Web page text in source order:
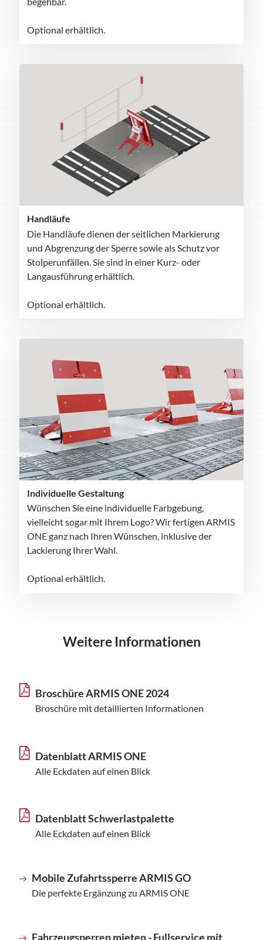
Optional erhältlich.
Handläufe
Die Handläufe dienen der seitlichen Markierung
und Abgrenzung der Sperre sowie als Schutz vor
Stolperunfällen. Sie sind in einer Kurz- oder
Langausführung erhältlich.
Optional erhältlich.
Individuelle Gestaltung
Wünschen Sie eine individuelle Farbgebung,
vielleicht sogar mit Ihrem Logo? Wir fertigen ARMIS
ONE ganz nach Ihren Wünschen, inklusive der
Lackierung Ihrer Wahl.
Optional erhältlich.
Weitere Informationen
Broschüre ARMIS ONE 2024
Broschüre mit detaillierten Informationen
Datenblatt ARMIS ONE
Alle Eckdaten auf einen Blick
Datenblatt Schwerlastpalette
Alle Eckdaten auf einen Blick
Mobile Zufahrtssperre ARMIS GO
Die perfekte Ergänzung zu ARMIS ONE
Fahrzeugsperren mieten - Fullservice mit